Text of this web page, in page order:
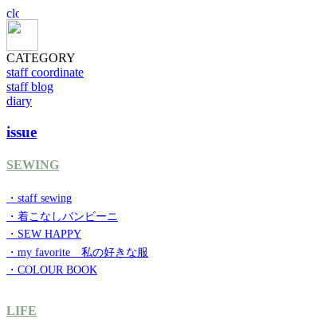
CATEGORY
staff coordinate
staff blog
diary
issue
SEWING
・staff sewing
・着こなしバンビーニ
・SEW HAPPY
・my favorite 私の好きな服
・COLOUR BOOK
LIFE